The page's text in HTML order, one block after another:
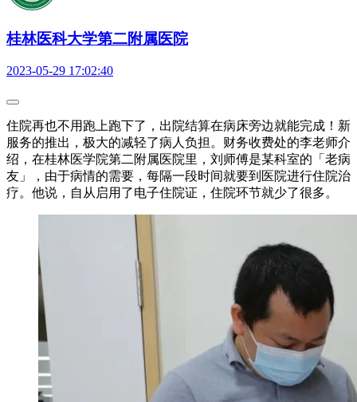
桂林医科大学第二附属医院
2023-05-29 17:02:40
住院再也不用跑上跑下了，出院结算在病床旁边就能完成！新
服务的推出，极大的减轻了病人负担。财务收费处的李老师介
绍，在桂林医学院第二附属医院里，刘师傅是某科室的「老病
友」，由于病情的需要，每隔一段时间就要到医院进行住院治
疗。他说，自从启用了电子住院证，住院环节就少了很多。